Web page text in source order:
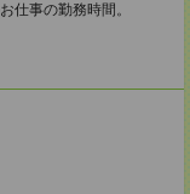
仕事の勤務時間。